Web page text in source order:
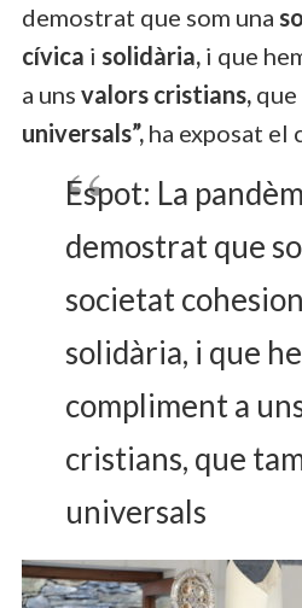
demostrat que som una
cívica i solidària, i que
a uns valors cristians,
universals”, ha exposat el
Espot: La
demostrat que
societat
solidària, i que
compliment a
cristians, que
universals